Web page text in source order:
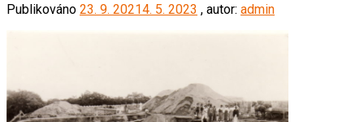
Publikováno 23. 9. 20214. 5. 2023 , autor: admin